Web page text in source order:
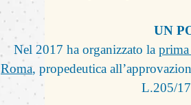
UN
Nel 2017 ha organizzato la prima
Roma, propedeutica
L.205/